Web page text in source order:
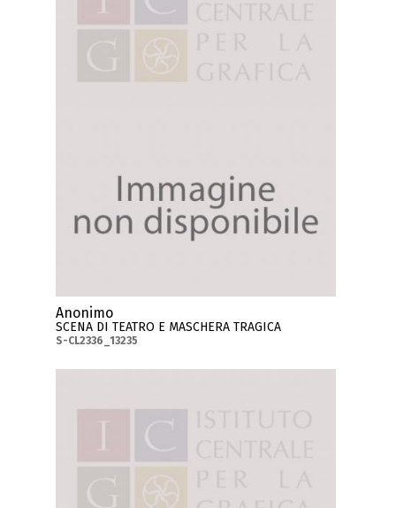
Anonimo
SCENA DI TEATRO E MASCHERA TRAGICA
S-CL2336_13235